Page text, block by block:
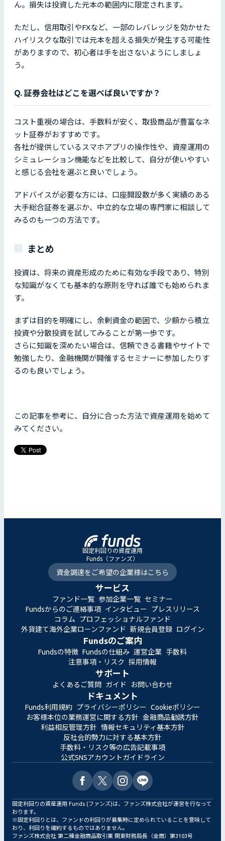
ん。損失は投資した元本の範囲内に限定されます。
ただし、信用取引やFXなど、一部のレバレッジを効かせた
ハイリスクな取引では元本を超える損失が発生する可能性
がありますので、初心者は手を出さないようにしましょ
う。
Q. 証券会社はどこを選べば良いですか？
コスト重視の場合は、手数料が安く、取扱商品が豊富なネ
ット証券がおすすめです。
各社が提供しているスマホアプリの操作性や、資産運用の
シミュレーション機能などを比較して、自分が使いやすい
と感じる会社を選ぶと良いでしょう。
アドバイスが必要な方には、口座開設数が多く実績のある
大手総合証券を選ぶか、中立的な立場の専門家に相談して
みるのも一つの方法です。
まとめ
投資は、将来の資産形成のために有効な手段であり、特別
な知識がなくても基本的な原則を守れば誰でも始められま
す。
まずは目的を明確にし、余剰資金の範囲で、少額から積立
投資や分散投資を試してみることが第一歩です。
さらに知識を深めたい場合は、信頼できる書籍やサイトで
勉強したり、金融機関が開催するセミナーに参加したりす
るのも良いでしょう。
この記事を参考に、自分に合った方法で資産運用を始めて
みてください。
固定利回りの資産運用
Funds（ファンズ）
資金調達をご希望の企業様はこちら
サービス
ファンド一覧 参加企業一覧 セミナー
Fundsからのご連絡事項 インタビュー
プレスリリース
コラム
プロフェッショナルファンド
外貨建て海外企業ローンファンド 新規会員登録 ログイン
Fundsのご案内
Fundsの特徴 Fundsの仕組み 運営企業 手数料
注意事項・リスク
採用情報
サポート
よくあるご質問 ガイド お問い合わせ
ドキュメント
Funds利用規約 プライバシーポリシー Cookieポリシー
お客様本位の業務運営に関する方針 金融商品勧誘方針
利益相反管理方針 情報セキュリティ基本方針
反社会的勢力に対する基本方針
手数料・リスク等の広告記載事項
公式SNSアカウントガイドライン
固定利回りの資産運用 Funds (ファンズ)は、ファンズ株式会社が運営を行なって
おります。
※固定利回りとは、ファンドの利回りが募集時に定められていることを意味して
おり、利回りを確約するものではありません。
ファンズ株式会社 第二種金融商品取引業 関東財務局長（金商）第3103号